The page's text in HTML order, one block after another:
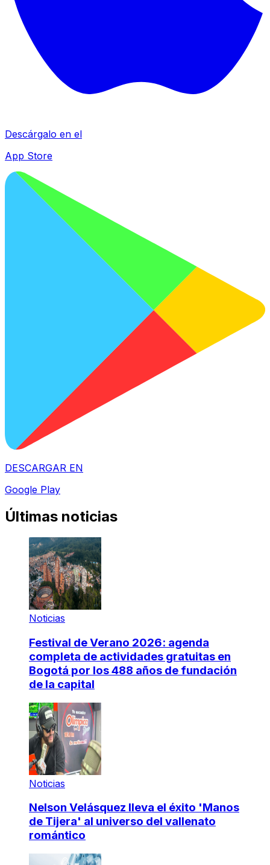
Descárgalo en el
App Store
DESCARGAR EN
Google Play
Últimas noticias
Noticias
Festival de Verano 2026: agenda
completa de actividades gratuitas en
Bogotá por los 488 años de fundación
de la capital
Noticias
Nelson Velásquez lleva el éxito 'Manos
de Tijera' al universo del vallenato
romántico